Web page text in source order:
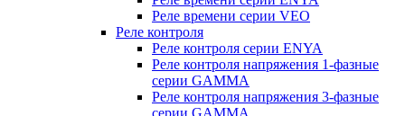
Реле времени серии VEO
Реле контроля
Реле контроля серии ENYA
Реле контроля напряжения 1-фазные
серии GAMMA
Реле контроля напряжения 3-фазные
серии GAMMA